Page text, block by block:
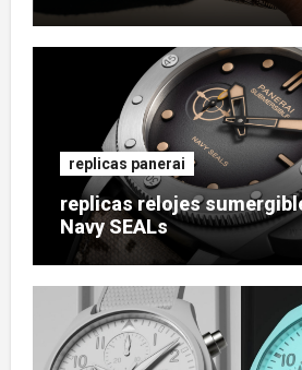
replicas panerai
replicas relojes
Navy SEALs